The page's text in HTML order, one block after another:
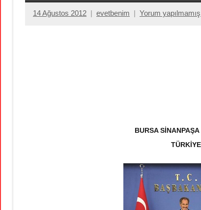
14 Ağustos 2012 evetbenim Yorum yapılmamış
BURSA